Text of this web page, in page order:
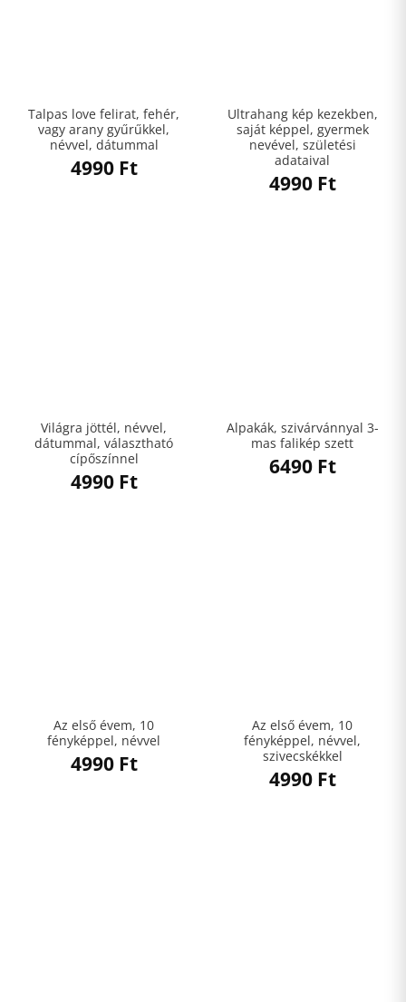
Talpas love felirat, fehér,
vagy arany gyűrűkkel,
névvel, dátummal
4990 Ft
Ultrahang kép kezekben,
saját képpel, gyermek
nevével, születési
adataival
4990 Ft
Világra jöttél, névvel,
dátummal, választható
cípőszínnel
4990 Ft
Alpakák, szivárvánnyal 3-
mas falikép szett
6490 Ft
Az első évem, 10
fényképpel, névvel
4990 Ft
Az első évem, 10
fényképpel, névvel,
szivecskékkel
4990 Ft